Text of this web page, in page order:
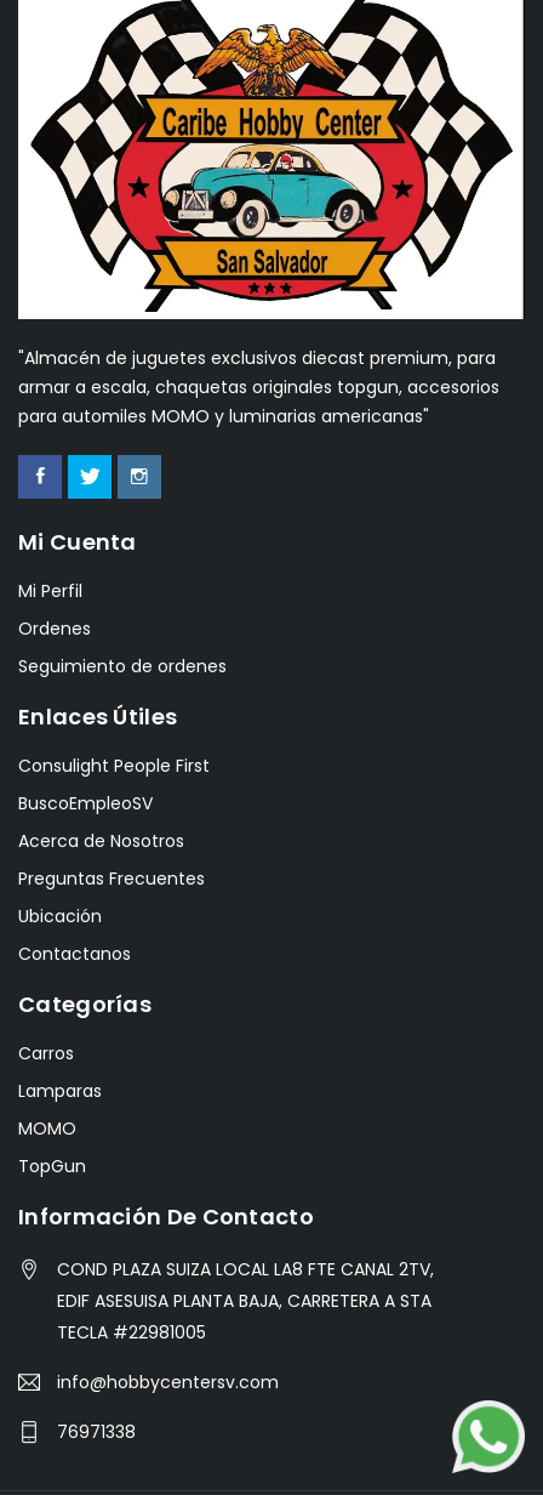
"Almacén de juguetes exclusivos diecast premium, para
armar a escala, chaquetas originales topgun, accesorios
para automiles MOMO y luminarias americanas"
Mi Cuenta
Mi Perfil
Ordenes
Seguimiento de ordenes
Enlaces Útiles
Consulight People First
BuscoEmpleoSV
Acerca de Nosotros
Preguntas Frecuentes
Ubicación
Contactanos
Categorías
Carros
Lamparas
MOMO
TopGun
Información De Contacto
COND PLAZA SUIZA LOCAL LA8 FTE CANAL 2TV,
EDIF ASESUISA PLANTA BAJA, CARRETERA A STA
TECLA #22981005
info@hobbycentersv.com
76971338